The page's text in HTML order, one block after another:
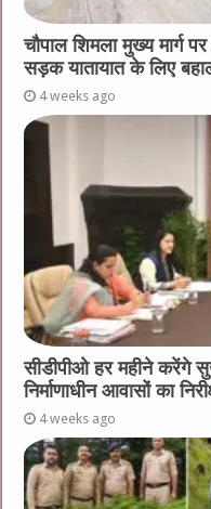
चौपाल शिमला मुख्य मार्ग
सड़क यातायात के लिए
4 weeks ago
सीडीपीओ हर महीने करेंगे
निर्माणाधीन आवासों का
4 weeks ago